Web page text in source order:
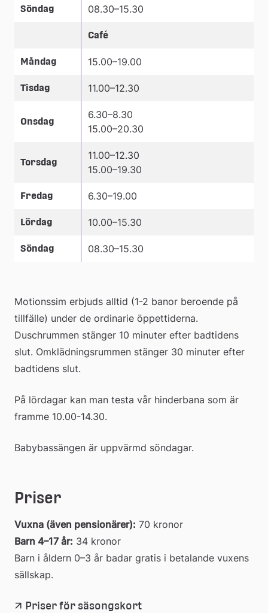
Söndag 08.30–15.30
Café
Måndag 15.00–19.00
Tisdag 11.00–12.30
Onsdag
6.30–8.30
15.00–20.30
Torsdag
11.00–12.30
15.00–19.30
Fredag 6.30–19.00
Lördag 10.00–15.30
Söndag 08.30–15.30
Motionssim erbjuds alltid (1-2 banor beroende på
tillfälle) under de ordinarie öppettiderna.
Duschrummen stänger 10 minuter efter badtidens
slut. Omklädningsrummen stänger 30 minuter efter
badtidens slut.
På lördagar kan man testa vår hinderbana som är
framme 10.00-14.30.
Babybassängen är uppvärmd söndagar.
Priser
Vuxna (även pensionärer): 70 kronor
Barn 4–17 år: 34 kronor
Barn i åldern 0–3 år badar gratis i betalande vuxens
sällskap.
Priser för säsongskort